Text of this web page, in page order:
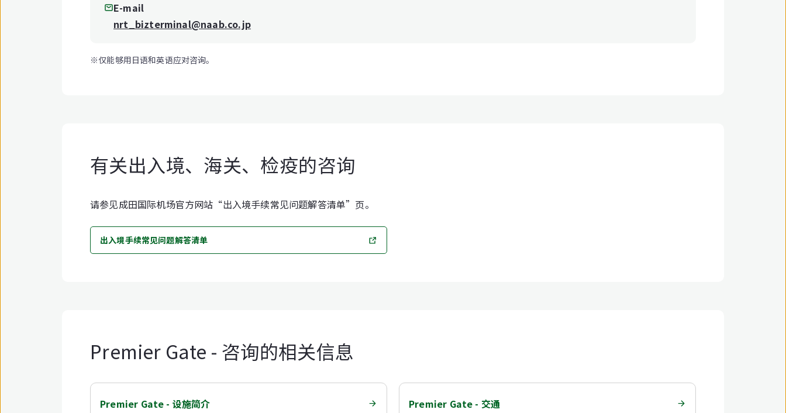
E-mail
nrt_bizterminal@naab.co.jp
※仅能够用日语和英语应对咨询。
有关出入境、海关、检疫的咨询
请参见成田国际机场官方网站“出入境手续常见问题解答清单”页。
出入境手续常见问题解答清单
Premier Gate - 咨询的相关信息
Premier Gate - 设施简介 Premier Gate - 交通